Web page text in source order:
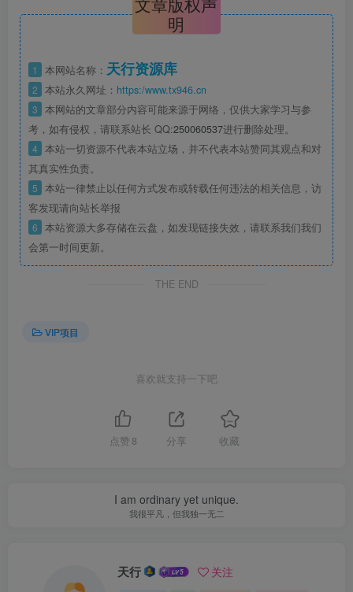
明
1 本网站名称： 天行资源库
2 本站永久网址： https:/www.tx946.cn
3 本网站的文章部分内容可能来源于网络，仅供大家学习与参
考，如有侵权，请联系站长 QQ:250060537进行删除处理。
4 本站一切资源不代表本站立场，并不代表本站赞同其观点和对
其真实性负责。
5 本站一律禁止以任何方式发布或转载任何违法的相关信息，访
客发现请向站长举报
6 本站资源大多存储在云盘，如发现链接失效，请联系我们我们
会第一时间更新。
THE END
VIP项目
喜欢就支持一下吧
点赞 8 分享 收藏
I am ordinary yet unique.
我很平凡，但我独一无二
天行 关注